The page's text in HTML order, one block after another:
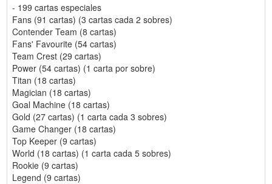
- 199 cartas especiales
Fans (91 cartas) (3 cartas cada 2 sobres)
Contender Team (8 cartas)
Fans' Favourite (54 cartas)
Team Crest (29 cartas)
Power (54 cartas) (1 carta por sobre)
Titan (18 cartas)
Magician (18 cartas)
Goal Machine (18 cartas)
Gold (27 cartas) (1 carta cada 3 sobres)
Game Changer (18 cartas)
Top Keeper (9 cartas)
World (18 cartas) (1 carta cada 5 sobres)
Rookie (9 cartas)
Legend (9 cartas)